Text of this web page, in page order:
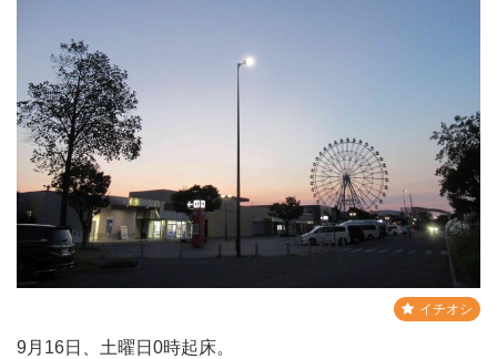
イチオシ
9月16日、土曜日0時起床。